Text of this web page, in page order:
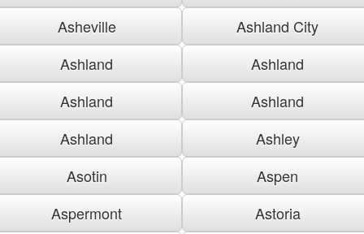
Asheville
Ashland City
Ashland
Ashland
Ashland
Ashland
Ashland
Ashley
Asotin
Aspen
Aspermont
Astoria